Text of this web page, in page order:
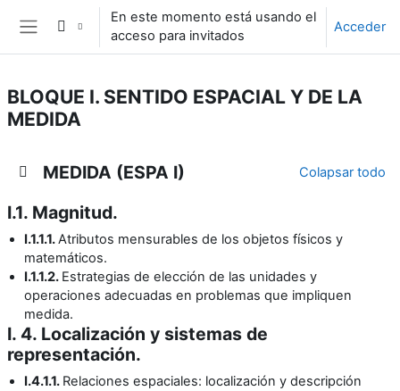
Salta al contenido principal
Panel lateral
En este momento está usando el
acceso para invitados
Acceder
BLOQUE I. SENTIDO ESPACIAL Y DE LA
MEDIDA
MEDIDA (ESPA I) Colapsar todo
I.1. Magnitud.
I.1.1.1.Atributos mensurables de los objetos físicos y
matemáticos.
I.1.1.2. Estrategias de elección de las unidades y
operaciones adecuadas en problemas que impliquen
medida.
I. 4. Localización y sistemas de
representación.
I.4.1.1. Relaciones espaciales: localización y descripción